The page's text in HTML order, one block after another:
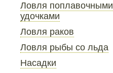
Ловля поплавочными
удочками
Ловля раков
Ловля рыбы со льда
Насадки